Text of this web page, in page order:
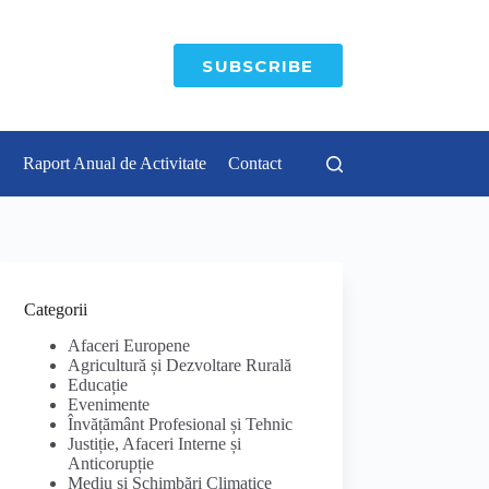
SUBSCRIBE
Raport Anual de Activitate Contact
Categorii
Afaceri Europene
Agricultură și Dezvoltare Rurală
Educație
Evenimente
Învățământ Profesional și Tehnic
Justiție, Afaceri Interne și
Anticorupție
Mediu și Schimbări Climatice